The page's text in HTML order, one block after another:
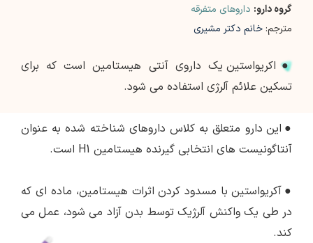
گروه دارو: داروهای متفرقه
مترجم: خانم دکتر مشیری
● اکریواستین یک داروی آنتی هیستامین است که برای
تسکین علائم آلرژی استفاده می شود.
● این دارو متعلق به کلاس داروهای شناخته شده به عنوان
آنتاگونیست های انتخابی گیرنده هیستامین H1 است.
● آکریواستین با مسدود کردن اثرات هیستامین، ماده ای که
در طی یک واکنش آلرژیک توسط بدن آزاد می شود، عمل می
کند.